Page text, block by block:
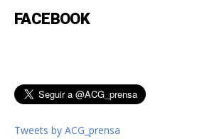
FACEBOOK
Tweets by ACG_prensa